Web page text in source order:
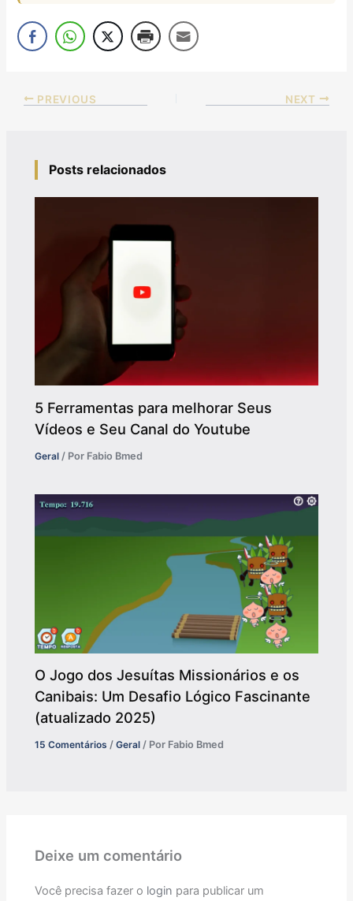
PREVIOUS NEXT
Posts relacionados
5 Ferramentas para melhorar Seus
Vídeos e Seu Canal do Youtube
Geral / Por Fabio Bmed
O Jogo dos Jesuítas Missionários e os
Canibais: Um Desafio Lógico Fascinante
(atualizado 2025)
15 Comentários /Geral / Por Fabio Bmed
Deixe um comentário
Você precisa fazer o login para publicar um